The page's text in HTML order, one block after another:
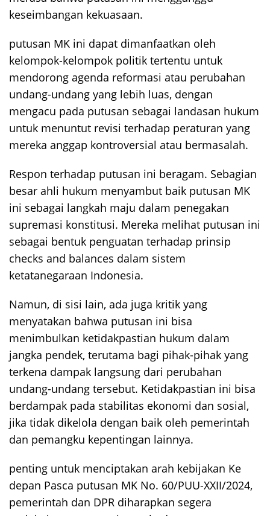
keseimbangan kekuasaan.
putusan MK ini dapat dimanfaatkan oleh
kelompok-kelompok politik tertentu untuk
mendorong agenda reformasi atau perubahan
undang-undang yang lebih luas, dengan
mengacu pada putusan sebagai landasan hukum
untuk menuntut revisi terhadap peraturan yang
mereka anggap kontroversial atau bermasalah.
Respon terhadap putusan ini beragam. Sebagian
besar ahli hukum menyambut baik putusan MK
ini sebagai langkah maju dalam penegakan
supremasi konstitusi. Mereka melihat putusan ini
sebagai bentuk penguatan terhadap prinsip
checks and balances dalam sistem
ketatanegaraan Indonesia.
Namun, di sisi lain, ada juga kritik yang
menyatakan bahwa putusan ini bisa
menimbulkan ketidakpastian hukum dalam
jangka pendek, terutama bagi pihak-pihak yang
terkena dampak langsung dari perubahan
undang-undang tersebut. Ketidakpastian ini bisa
berdampak pada stabilitas ekonomi dan sosial,
jika tidak dikelola dengan baik oleh pemerintah
dan pemangku kepentingan lainnya.
penting untuk menciptakan arah kebijakan Ke
depan Pasca putusan MK No. 60/PUU-XXII/2024,
pemerintah dan DPR diharapkan segera